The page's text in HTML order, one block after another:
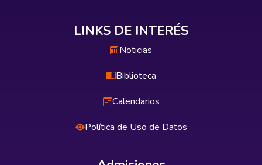
LINKS DE INTERÉS
Noticias
Biblioteca
Calendarios
Política de Uso de Datos